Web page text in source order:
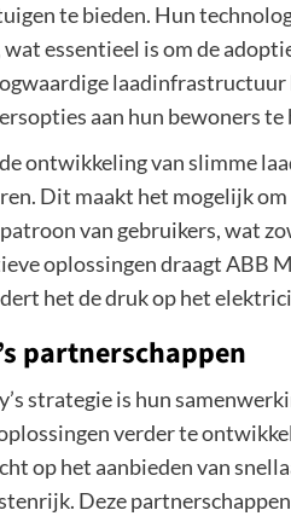
te bieden. Hun
essentieel is om de
aan hun bewoners te
ontwikkeling van slimme
Dit maakt het mogelijk
van gebruikers, wat
oplossingen draagt ABB
het de druk op het
partnerschappen
strategie is hun
verder te
op het aanbieden van
Deze